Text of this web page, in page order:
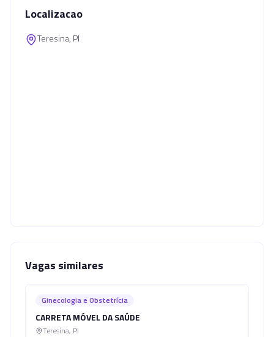
Localizacao
Teresina, PI
Vagas similares
Ginecologia e Obstetrícia
CARRETA MÓVEL DA SAÚDE
Teresina, PI